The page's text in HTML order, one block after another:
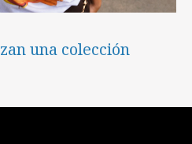
una colección